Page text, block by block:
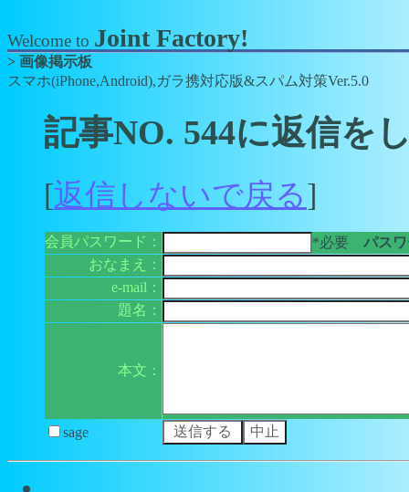
Welcome to Joint Factory!
> 画像掲示板
スマホ(iPhone,Android),ガラ携対応版&スパム対策Ver.5.0
記事NO. 544に返信を
[返信しないで戻る]
会員パスワード： *必要 パス
おなまえ：
e-mail：
題名：
本文：
sage